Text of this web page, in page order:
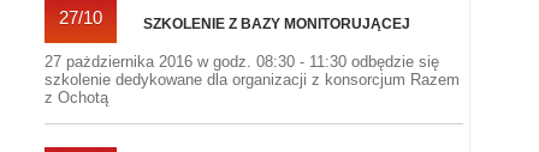
27/10 SZKOLENIE Z BAZY MONITORUJĄCEJ
27 pażdziernika 2016 w godz. 08:30 - 11:30 odbędzie się
szkolenie dedykowane dla organizacji z konsorcjum Razem
z Ochotą